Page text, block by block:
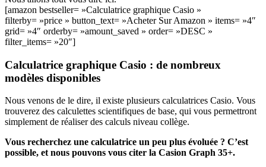
[amazon bestseller= »Calculatrice graphique Casio »
filterby= »price » button_text= »Acheter Sur Amazon » items= »4″
grid= »4″ orderby= »amount_saved » order= »DESC »
filter_items= »20″]
Calculatrice graphique Casio : de nombreux
modèles disponibles
Nous venons de le dire, il existe plusieurs calculatrices Casio. Vous
trouverez des calculettes scientifiques de base, qui vous permettront
simplement de réaliser des calculs niveau collège.
Vous recherchez une calculatrice un peu plus évoluée ? C’est
possible, et nous pouvons vous citer la Casion Graph 35+.